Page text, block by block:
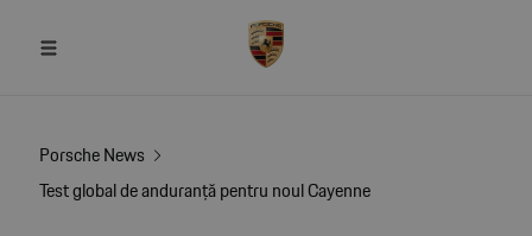
Porsche News
Test global de anduranță pentru noul Cayenne